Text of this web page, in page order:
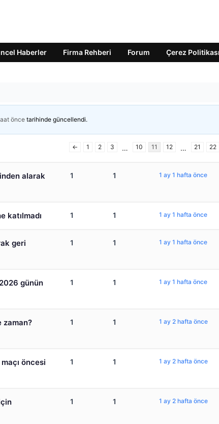
Haberler Firma Rehberi Forum Çerez Politikası
öncetarihinde güncellendi.
← 1 2 3 … 10 11 12 … 21 22
alarak
1 1 1 ay 1 hafta önce
katılmadı 1 1 1 ay 1 hafta önce
geri
1 1 1 ay 1 hafta önce
günün
1 1 1 ay 1 hafta önce
zaman?
1 1 1 ay 2 hafta önce
öncesi
1 1 1 ay 2 hafta önce
1 1 1 ay 2 hafta önce